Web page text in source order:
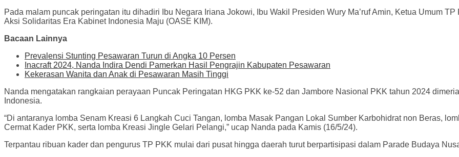
Pada malam puncak peringatan itu dihadiri Ibu Negara Iriana Jokowi, Ibu Wakil Presiden Wury Ma’ruf Amin, Ketua Umum
Aksi Solidaritas Era Kabinet Indonesia Maju (OASE KIM).
Bacaan Lainnya
Prevalensi Stunting Pesawaran Turun di Angka 10 Persen
Inacraft 2024, Nanda Indira Dendi Pamerkan Hasil Pengrajin Kabupaten Pesawaran
Kekerasan Wanita dan Anak di Pesawaran Masih Tinggi
Nanda mengatakan rangkaian perayaan Puncak Peringatan HKG PKK ke-52 dan Jambore Nasional PKK tahun 2024
Indonesia.
“Di antaranya lomba Senam Kreasi 6 Langkah Cuci Tangan, lomba Masak Pangan Lokal Sumber Karbohidrat non Beras,
Cermat Kader PKK, serta lomba Kreasi Jingle Gelari Pelangi,” ucap Nanda pada Kamis (16/5/24).
Terpantau ribuan kader dan pengurus TP PKK mulai dari pusat hingga daerah turut berpartisipasi dalam Parade Budaya